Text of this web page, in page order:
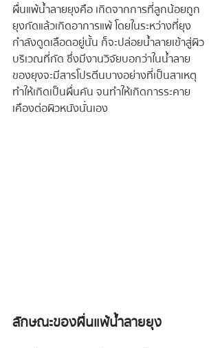
ผื่นแพ้น้ำลายยุงคือ เกิดจากการที่ลูกน้อยถูก
ยุงกัดแล้วเกิดอาการแพ้ โดยในระหว่างที่ยุง
กำลังดูดเลือดอยู่นั้น ก็จะปล่อยน้ำลายเข้าสู่ผิว
บริเวณที่กัด ซึ่งมีงานวิจัยบอกว่าในน้ำลาย
ของยุงจะมีสารโปรตีนบางอย่างที่เป็นสาเหตุ
ทำให้เกิดเป็นผื่นคัน จนทำให้เกิดการระคาย
เคืองต่อผิวหนังนั่นเอง
ลักษณะของผื่นแพ้น้ำลายยุง